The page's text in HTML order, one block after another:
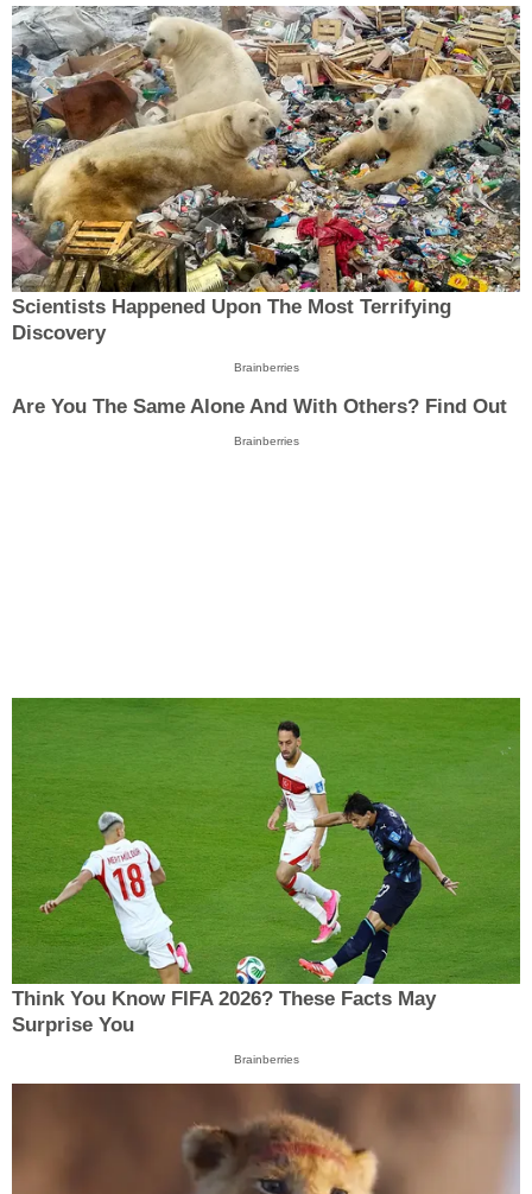
Scientists Happened Upon The Most Terrifying
Discovery
Brainberries
Are You The Same Alone And With Others? Find Out
Brainberries
Think You Know FIFA 2026? These Facts May
Surprise You
Brainberries